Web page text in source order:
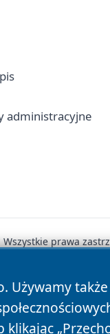
administracyjne
Używamy
prawa
Polityka